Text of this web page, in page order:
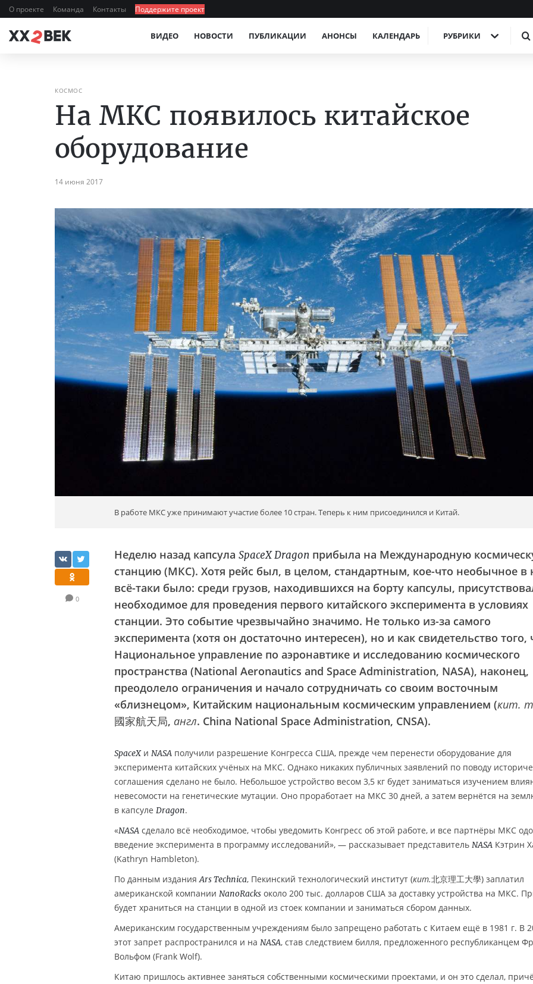
О проекте Команда Контакты Поддержите проект
ВИДЕО НОВОСТИ ПУБЛИКАЦИИ АНОНСЫ КАЛЕНДАРЬ РУБРИКИ
КОСМОС
На МКС появилось китайское
оборудование
14 июня 2017
В работе МКС уже принимают участие более 10 стран. Теперь к ним присоединился и Китай.
0
Неделю назад капсула SpaceX Dragon прибыла на Международную
станцию (МКС). Хотя рейс был, в целом, стандартным, кое-что необычное в
всё-таки было: среди грузов, находившихся на борту капсулы,
необходимое для проведения первого китайского эксперимента в условиях
станции. Это событие чрезвычайно значимо. Не только из-за самого
эксперимента (хотя он достаточно интересен), но и как свидетельство того,
Национальное управление по аэронавтике и исследованию космического
пространства (National Aeronautics and Space Administration, NASA), наконец,
преодолело ограничения и начало сотрудничать со своим восточным
«близнецом», Китайским национальным космическим управлением (кит.
國家航天局, англ. China National Space Administration, CNSA).
SpaceXи NASA получили разрешение Конгресса США, прежде чем перенести оборудование для
эксперимента китайских учёных на МКС. Однако никаких публичных заявлений по поводу
соглашения сделано не было. Небольшое устройство весом 3,5 кг будет заниматься изучением
невесомости на генетические мутации. Оно проработает на МКС 30 дней, а затем вернётся на
в капсуле Dragon.
«NASA сделало всё необходимое, чтобы уведомить Конгресс об этой работе, и все партнёры МКС
введение эксперимента в программу исследований», — рассказывает представитель NASA Кэтрин
(Kathryn Hambleton).
По данным изданияArs Technica, Пекинский технологический институт (кит.北京理工大學) заплатил
американской компании NanoRacks около 200 тыс. долларов США за доставку устройства на МКС.
будет храниться на станции в одной из стоек компании и заниматься сбором данных.
Американским государственным учреждениям было запрещено работать с Китаем ещё в 1981 г. В
этот запрет распространился и на NASA, став следствием билля, предложенного республиканцем
Вольфом (Frank Wolf).
Китаю пришлось активнее заняться собственными космическими проектами, и он это сделал,